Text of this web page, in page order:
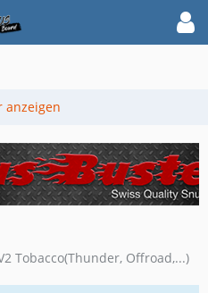
Tobacco(Thunder, Offroad,...)